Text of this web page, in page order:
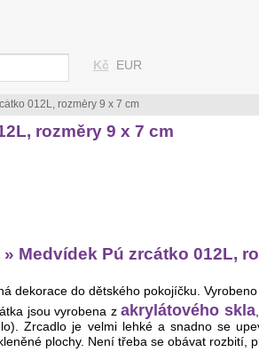
rozměry 9 x 7 cm
Medvídek Pú zrcátko 012L,
dekorace do dětského pokojíčku.
jsou vyrobena zakrylátového skla
Zrcadlo je velmi lehké a snadno se
plochy. Není třeba se obávat rozbití,
012L, rozměry 9 x 7 cm
Kč EUR